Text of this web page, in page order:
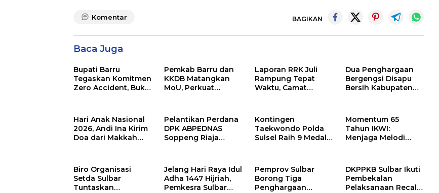
Komentar BAGIKAN
Baca Juga
Bupati Barru
Tegaskan Komitmen
Zero Accident, Buka
Konstruksi
Pemkab Barru dan
KKDB Matangkan
MoU, Perkuat
Daerah
Laporan RRK Juli
Rampung Tepat
Waktu, Camat
Desa dan Kelurahan
Dua Penghargaan
Bergengsi Disapu
Bersih Kabupaten
Hari Anak Nasional
2026, Andi Ina Kirim
Doa dari Makkah
Pelantikan Perdana
DPK ABPEDNAS
Soppeng Riaja
Sinergi Wujudkan
Desa Maju
Kontingen
Taekwondo Polda
Sulsel Raih 9 Medali
2026
Momentum 65
Tahun IKWI:
Menjaga Melodi
Solidaritas Insan
Pers
Biro Organisasi
Setda Sulbar
Tuntaskan
Jelang Hari Raya Idul
Adha 1447 Hijriah,
Pemkesra Sulbar
Pemprov Sulbar
Borong Tiga
Penghargaan
DKPPKB Sulbar Ikuti
Pembekalan
Pelaksanaan Recall